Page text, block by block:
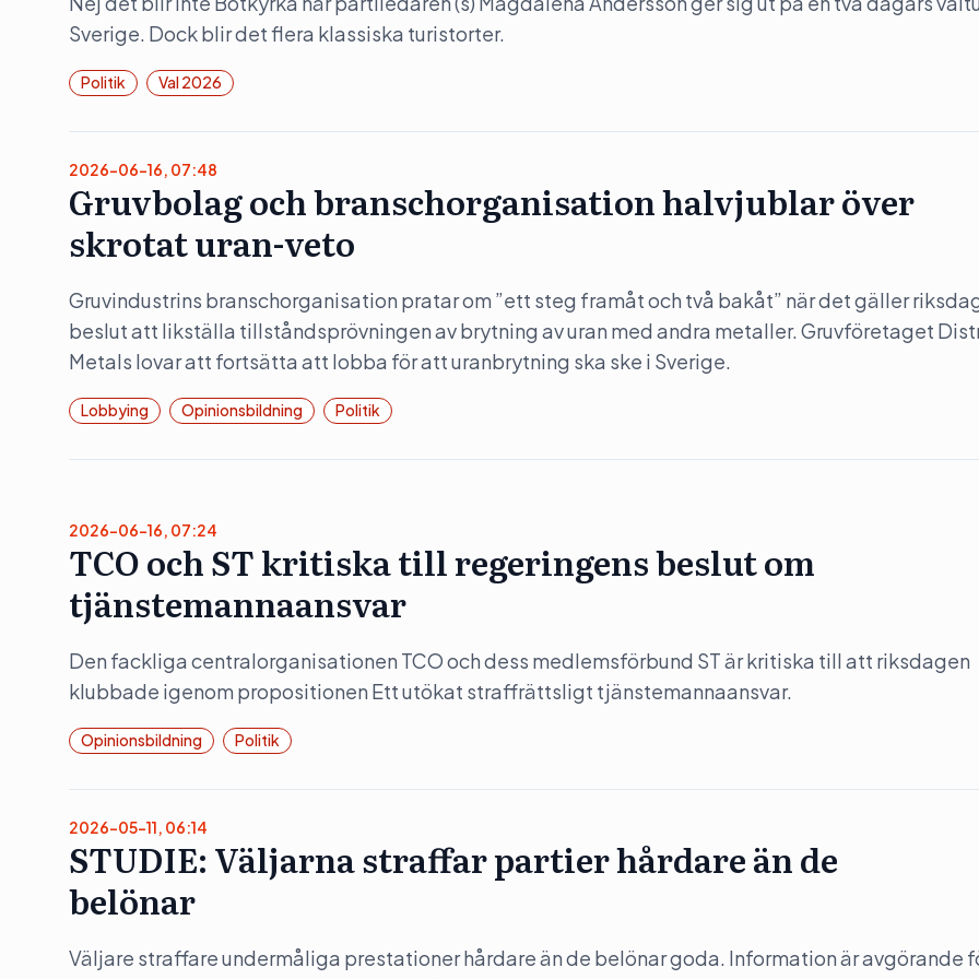
Sverige. Dock blir det flera klassiska turistorter.
Politik Val 2026
2026-06-16, 07:48
Gruvbolag och branschorganisation halvjublar över
skrotat uran-veto
Gruvindustrins branschorganisation pratar om ”ett steg framåt och två bakåt” när det gäller
beslut att likställa tillståndsprövningen av brytning av uran med andra metaller. Gruvföretaget
Metals lovar att fortsätta att lobba för att uranbrytning ska ske i Sverige.
Lobbying Opinionsbildning Politik
2026-06-16, 07:24
TCO och ST kritiska till regeringens beslut om
tjänstemannaansvar
Den fackliga centralorganisationen TCO och dess medlemsförbund ST är kritiska till att riksdagen
klubbade igenom propositionen Ett utökat straffrättsligt tjänstemannaansvar.
Opinionsbildning Politik
2026-05-11, 06:14
STUDIE: Väljarna straffar partier hårdare än de
belönar
Väljare straffare undermåliga prestationer hårdare än de belönar goda. Information är avgörande